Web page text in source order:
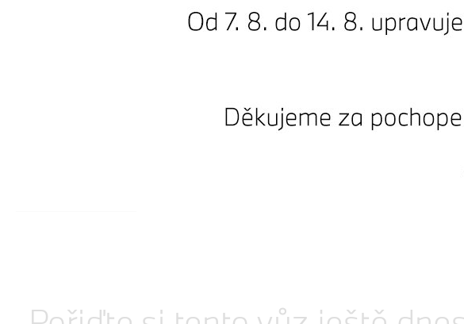
Adaptivní M podvozek Professional ,
Professional, Harman Kardon Surround